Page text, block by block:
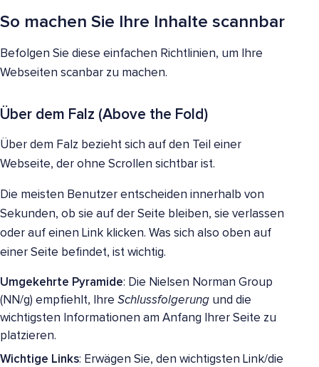
So machen Sie Ihre Inhalte scannbar
Befolgen Sie diese einfachen Richtlinien, um Ihre
Webseiten scanbar zu machen.
Über dem Falz (Above the Fold)
Über dem Falz bezieht sich auf den Teil einer
Webseite, der ohne Scrollen sichtbar ist.
Die meisten Benutzer entscheiden innerhalb von
Sekunden, ob sie auf der Seite bleiben, sie verlassen
oder auf einen Link klicken. Was sich also oben auf
einer Seite befindet, ist wichtig.
Umgekehrte Pyramide: Die Nielsen Norman Group
(NN/g) empfiehlt, Ihre Schlussfolgerung und die
wichtigsten Informationen am Anfang Ihrer Seite zu
platzieren.
Wichtige Links: Erwägen Sie, den wichtigsten Link/die